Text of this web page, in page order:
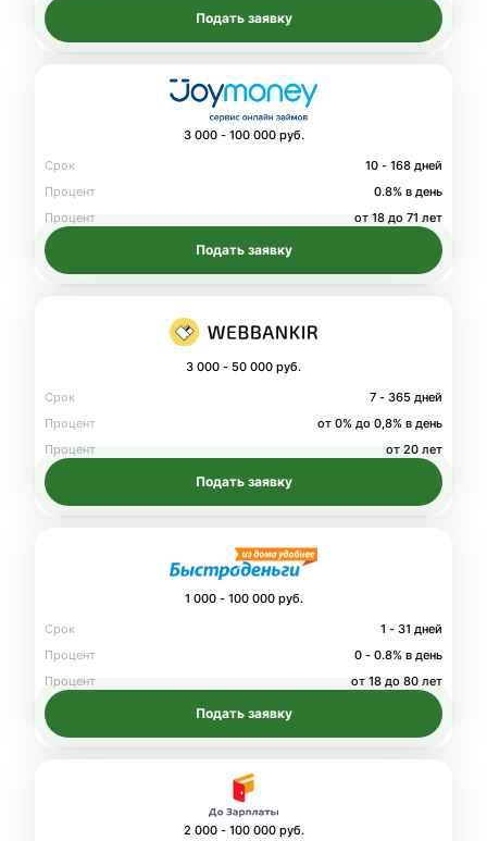
Подать заявку
3 000 - 100 000 руб.
Срок
10 - 168 дней
Процент
0.8% в день
Процент
от 18 до 71 лет
Подать заявку
3 000 - 50 000 руб.
Срок
7 - 365 дней
Процент
от 0% до 0,8% в день
Процент
от 20 лет
Подать заявку
1 000 - 100 000 руб.
Срок
1 - 31 дней
Процент
0 - 0.8% в день
Процент
от 18 до 80 лет
Подать заявку
2 000 - 100 000 руб.